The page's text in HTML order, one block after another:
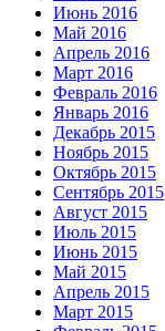
Июнь 2016
Май 2016
Апрель 2016
Март 2016
Февраль 2016
Январь 2016
Декабрь 2015
Ноябрь 2015
Октябрь 2015
Сентябрь 2015
Август 2015
Июль 2015
Июнь 2015
Май 2015
Апрель 2015
Март 2015